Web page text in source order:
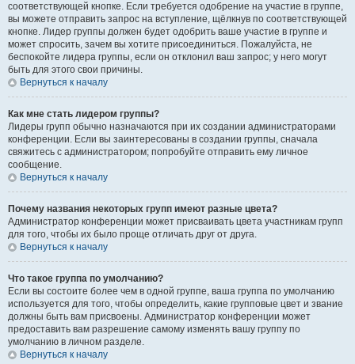
соответствующей кнопке. Если требуется одобрение на участие в группе,
вы можете отправить запрос на вступление, щёлкнув по соответствующей
кнопке. Лидер группы должен будет одобрить ваше участие в группе и
может спросить, зачем вы хотите присоединиться. Пожалуйста, не
беспокойте лидера группы, если он отклонил ваш запрос; у него могут
быть для этого свои причины.
Вернуться к началу
Как мне стать лидером группы?
Лидеры групп обычно назначаются при их создании администраторами
конференции. Если вы заинтересованы в создании группы, сначала
свяжитесь с администратором; попробуйте отправить ему личное
сообщение.
Вернуться к началу
Почему названия некоторых групп имеют разные цвета?
Администратор конференции может присваивать цвета участникам групп
для того, чтобы их было проще отличать друг от друга.
Вернуться к началу
Что такое группа по умолчанию?
Если вы состоите более чем в одной группе, ваша группа по умолчанию
используется для того, чтобы определить, какие групповые цвет и звание
должны быть вам присвоены. Администратор конференции может
предоставить вам разрешение самому изменять вашу группу по
умолчанию в личном разделе.
Вернуться к началу